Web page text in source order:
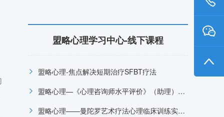
盟略心理学习中心-线下课程
盟略心理-焦点解决短期治疗SFBT疗法
盟略心理—《心理咨询师水平评价》（助理）招生简章
盟略心理——曼陀罗艺术疗法心理临床训练实操工作坊